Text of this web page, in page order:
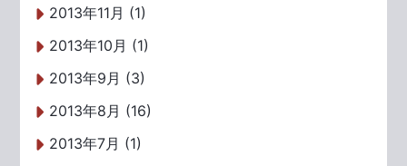
2013年11月 (1)
2013年10月 (1)
2013年9月 (3)
2013年8月 (16)
2013年7月 (1)